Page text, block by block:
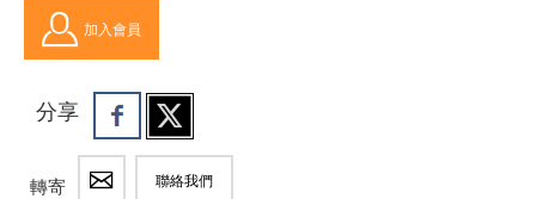
加入會員
分享
轉寄 聯絡我們